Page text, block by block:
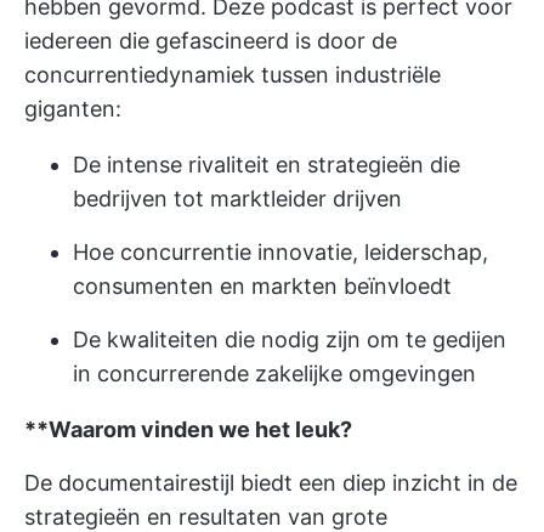
hebben gevormd. Deze podcast is perfect voor
iedereen die gefascineerd is door de
concurrentiedynamiek tussen industriële
giganten:
De intense rivaliteit en strategieën die
bedrijven tot marktleider drijven
Hoe concurrentie innovatie, leiderschap,
consumenten en markten beïnvloedt
De kwaliteiten die nodig zijn om te gedijen
in concurrerende zakelijke omgevingen
**Waarom vinden we het leuk?
De documentairestijl biedt een diep inzicht in de
strategieën en resultaten van grote